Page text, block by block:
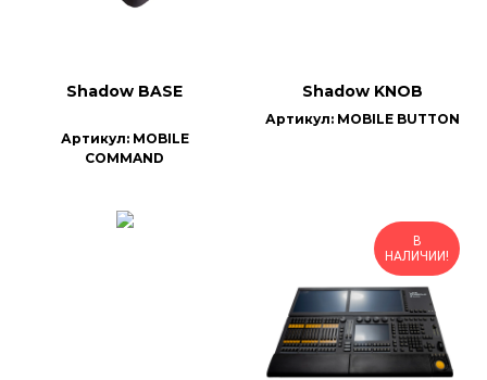
Shadow BASE
Артикул: MOBILE
COMMAND
Shadow KNOB
Артикул: MOBILE BUTTON
В
НАЛИЧИИ!